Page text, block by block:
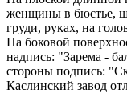
женщины в бюстье,
груди, руках, на
На боковой
надпись: "Зарема -
стороны подпись:
Каслинский завод